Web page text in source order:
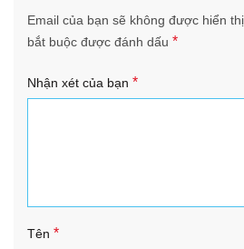
Email của bạn sẽ không được hiển
bắt buộc được đánh dấu *
Nhận xét của bạn *
Tên *